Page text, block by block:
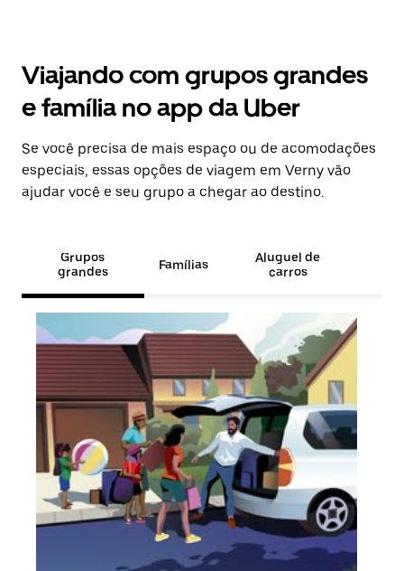
Viajando com grupos grandes
e família no app da Uber
Se você precisa de mais espaço ou de acomodações
especiais, essas opções de viagem em Verny vão
ajudar você e seu grupo a chegar ao destino.
Grupos
grandes
Famílias
Aluguel de
carros